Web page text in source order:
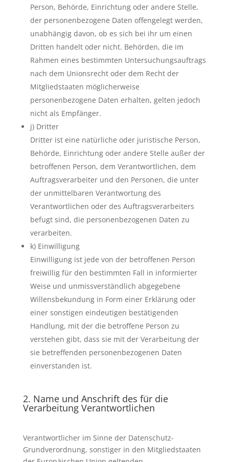
Person, Behörde, Einrichtung oder andere Stelle,
der personenbezogene Daten offengelegt werden,
unabhängig davon, ob es sich bei ihr um einen
Dritten handelt oder nicht. Behörden, die im
Rahmen eines bestimmten Untersuchungsauftrags
nach dem Unionsrecht oder dem Recht der
Mitgliedstaaten möglicherweise
personenbezogene Daten erhalten, gelten jedoch
nicht als Empfänger.
j) Dritter
Dritter ist eine natürliche oder juristische Person,
Behörde, Einrichtung oder andere Stelle außer der
betroffenen Person, dem Verantwortlichen, dem
Auftragsverarbeiter und den Personen, die unter
der unmittelbaren Verantwortung des
Verantwortlichen oder des Auftragsverarbeiters
befugt sind, die personenbezogenen Daten zu
verarbeiten.
k) Einwilligung
Einwilligung ist jede von der betroffenen Person
freiwillig für den bestimmten Fall in informierter
Weise und unmissverständlich abgegebene
Willensbekundung in Form einer Erklärung oder
einer sonstigen eindeutigen bestätigenden
Handlung, mit der die betroffene Person zu
verstehen gibt, dass sie mit der Verarbeitung der
sie betreffenden personenbezogenen Daten
einverstanden ist.
2. Name und Anschrift des für die
Verarbeitung Verantwortlichen
Verantwortlicher im Sinne der Datenschutz-
Grundverordnung, sonstiger in den Mitgliedstaaten